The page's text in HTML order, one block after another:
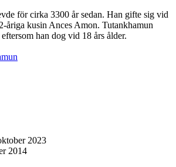
för cirka 3300 år sedan. Han gifte sig vid
åriga kusin Ances Amon. Tutankhamun
han dog vid 18 års ålder.
2023
2014